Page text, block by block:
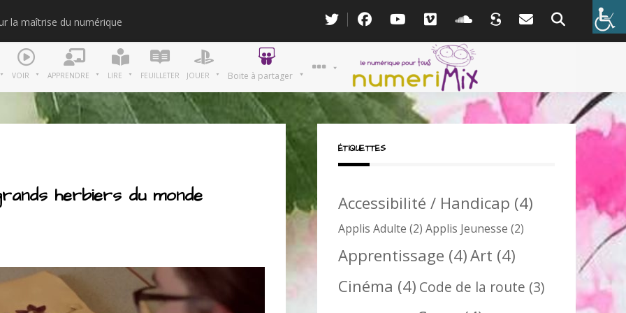
la maîtrise du numérique
VOIR APPRENDRE LIRE FEUILLETER JOUER Boite à partager
herbiers du monde
ÉTIQUETTES
Accessibilité / Handicap (4)
Applis Adulte (2) Applis Jeunesse (2)
Apprentissage (4)Art (4)
Cinéma (4) Code de la route (3)